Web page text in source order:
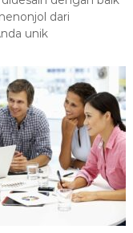
dari
unik